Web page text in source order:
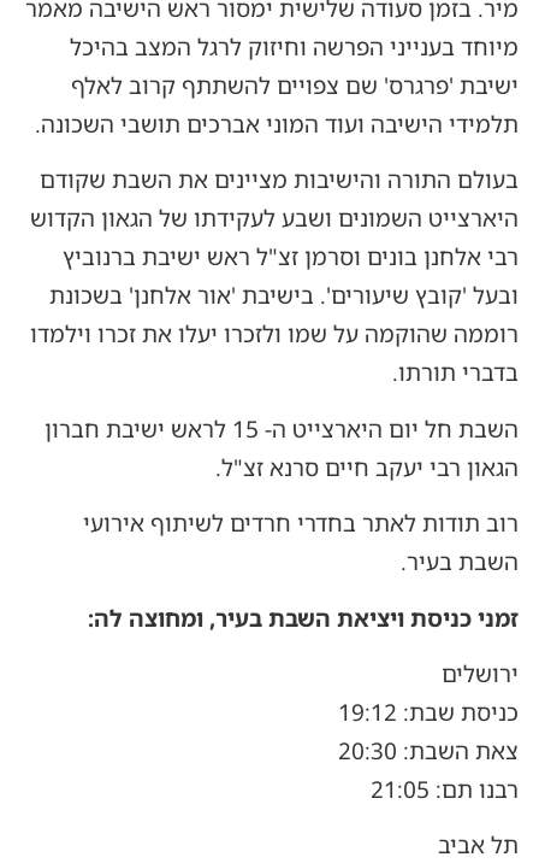
מיר. בזמן סעודה שלישית ימסור ראש הישיבה מאמר
מיוחד בענייני הפרשה וחיזוק לרגל המצב בהיכל
ישיבת 'פרגרס' שם צפויים להשתתף קרוב לאלף
תלמידי הישיבה ועוד המוני אברכים תושבי השכונה.
בעולם התורה והישיבות מציינים את השבת שקודם
היארצייט השמונים ושבע לעקידתו של הגאון הקדוש
רבי אלחנן בונים וסרמן זצ"ל ראש ישיבת ברנוביץ
ובעל 'קובץ שיעורים'. בישיבת 'אור אלחנן' בשכונת
רוממה שהוקמה על שמו ולזכרו יעלו את זכרו וילמדו
בדברי תורתו.
השבת חל יום היארצייט ה- 15 לראש ישיבת חברון
הגאון רבי יעקב חיים סרנא זצ"ל.
רוב תודות לאתר בחדרי חרדים לשיתוף אירועי
השבת בעיר.
זמני כניסת ויציאת השבת בעיר, ומחוצה לה:
ירושלים
כניסת שבת: 19:12
צאת השבת: 20:30
רבנו תם: 21:05
תל אביב